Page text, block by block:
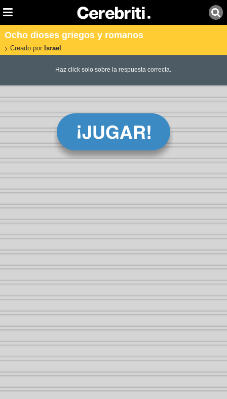
Ocho dioses griegos y romanos
Creado por: Israel
Haz click solo sobre la respuesta correcta.